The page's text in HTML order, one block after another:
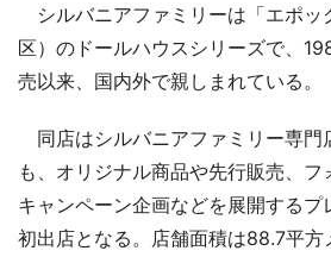
シルバニアファミリーは「エポッ
区）のドールハウスシリーズで、
売以来、国内外で親しまれている。
同店はシルバニアファミリー専門
も、オリジナル商品や先行販売、フ
キャンペーン企画などを展開する
初出店となる。店舗面積は88.7平方